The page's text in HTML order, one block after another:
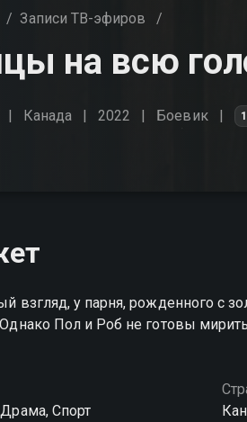
/ Записи ТВ-эфиров /
на всю
Канада 2022 Боевик
взгляд, у парня, рожденного с
Пол и Роб не готовы
Спорт